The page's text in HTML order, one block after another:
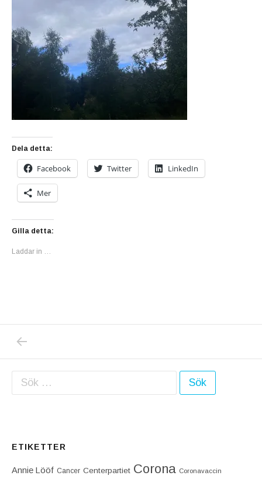
Dela detta:
Facebook Twitter LinkedIn
Mer
Gilla detta:
Laddar in …
Inläggsnavigering
Sök efter:
ETIKETTER
Annie Lööf Cancer Centerpartiet‎ Corona Coronavaccin